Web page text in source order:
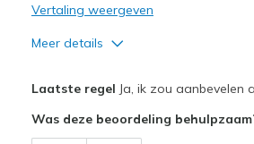
Vertaling weergeven
Meer details
Stylish
Laatste regel Ja, ik zou aanbevelen
Was deze beoordeling